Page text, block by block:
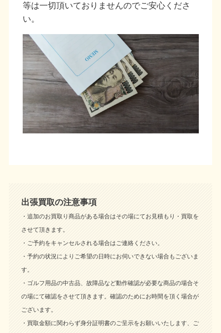
等は一切頂いておりませんのでご安心くださ
い。
出張買取の注意事項
・追加のお買取り商品がある場合はその場にてお見積もり・買取を
させて頂きます。
・ご予約をキャンセルされる場合はご連絡ください。
・予約の状況によりご希望の日時にお伺いできない場合もございま
す。
・ゴルフ用品の中古品、故障品など動作確認が必要な商品の場合そ
の場にて確認をさせて頂きます。確認のためにお時間を頂く場合が
ございます。
・買取金額に関わらず身分証明書のご呈示をお願いいたします、ご